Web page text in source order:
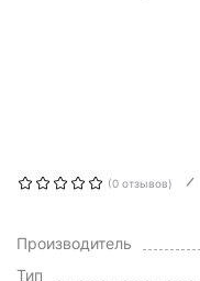
(0 отзывов)
Производитель
Тип